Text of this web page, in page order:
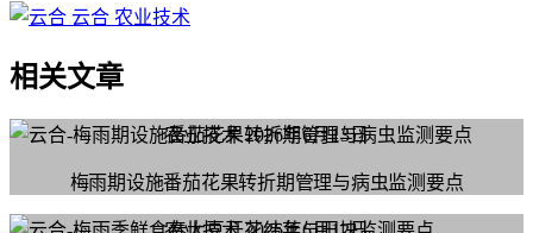
云合 农业技术
相关文章
农业技术 2026年6月13日
梅雨期设施番茄花果转折期管理与病虫监测要点